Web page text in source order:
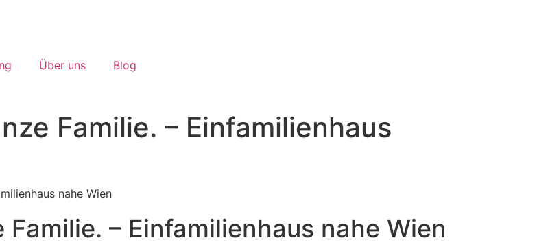
Über uns Blog
Familie. – Einfamilienhaus
nahe Wien
– Einfamilienhaus nahe Wien